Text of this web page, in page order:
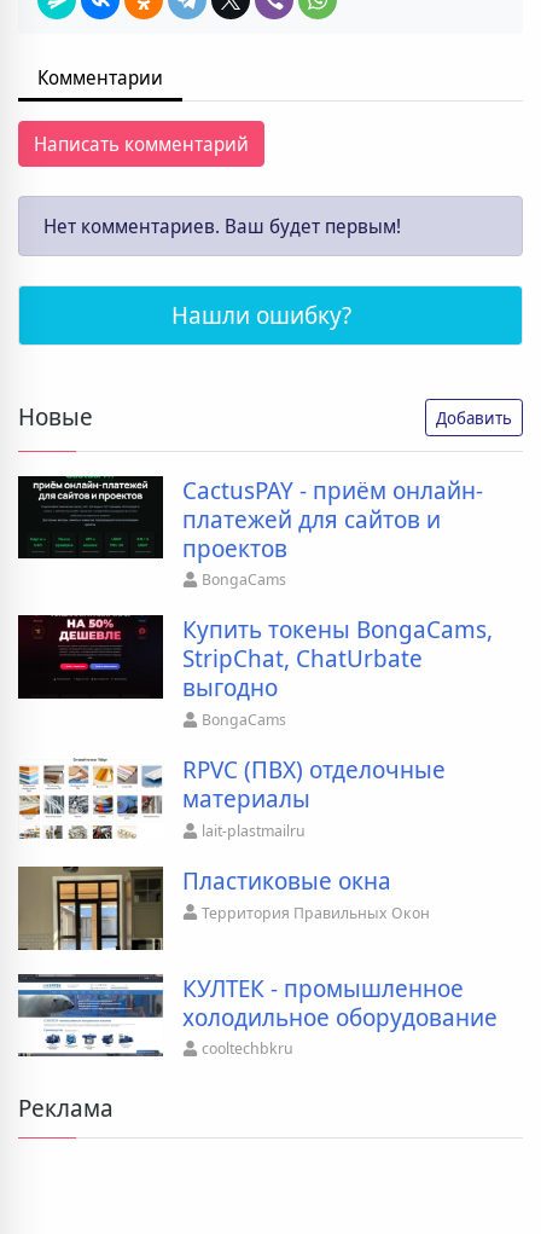
Комментарии
Написать комментарий
Нет комментариев. Ваш будет первым!
Нашли ошибку?
Новые Добавить
CactusPAY - приём онлайн-
платежей для сайтов и
проектов
BongaCams
Купить токены BongaCams,
StripChat, ChatUrbate
выгодно
BongaCams
RPVC (ПВХ) отделочные
материалы
lait-plastmailru
Пластиковые окна
Территория Правильных Окон
КУЛТЕК - промышленное
холодильное оборудование
cooltechbkru
Реклама